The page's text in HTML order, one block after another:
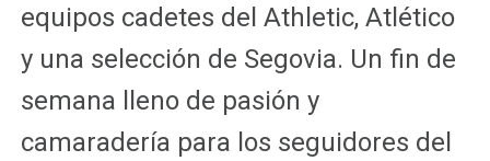
equipos cadetes del Athletic, Atlético
y una selección de Segovia. Un fin de
semana lleno de pasión y
camaradería para los seguidores del